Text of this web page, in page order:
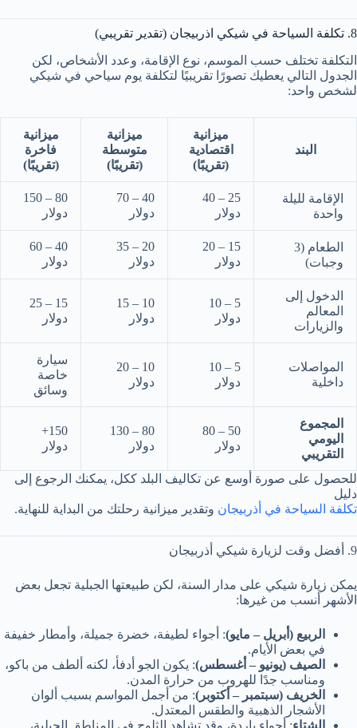
8. تكلفة السياحة في شيكي اذربيجان (تقدير تقريبي)
التكلفة تختلف حسب الموسم، نوع الإقامة، وعدد الأشخاص، لكن
الجدول التالي يعطيك تصورًا تقريبيًا لتكلفة يوم سياحي في شيكي
لشخص واحد:
البند
ميزانية
اقتصادية
(تقريبًا)
ميزانية
متوسطة
(تقريبًا)
ميزانية
فاخرة
(تقريبًا)
الإقامة لليلة
واحدة
25 – 40
دولار
40 – 70
دولار
80 – 150
دولار
الطعام (3
وجبات)
15 – 20
دولار
20 – 35
دولار
40 – 60
دولار
الدخول إلى
المعالم
والزيارات
5 – 10
دولار
10 – 15
دولار
15 – 25
دولار
المواصلات
داخلية
5 – 10
دولار
10 – 20
دولار
سيارة
خاصة
وسائق
المجموع
اليومي
التقريبي
50 – 80
دولار
80 – 130
دولار
150+
دولار
للحصول على صورة أوسع عن تكاليف البلد ككل، يمكنك الرجوع إلى
دليل
تكلفة السياحة في أذربيجان وتقدير ميزانية رحلتك من البداية للنهاية.
9. أفضل وقت لزيارة شيكي أذربيجان
يمكن زيارة شيكي على مدار السنة، لكن طبيعتها الجبلية تجعل بعض
الأشهر أنسب من غيرها:
الربيع (أبريل – مايو): أجواء لطيفة، خضرة جميلة، وأمطار خفيفة
في بعض الأيام.
الصيف (يونيو – أغسطس): يكون الجو أدفأ، لكنه ألطف من باكو،
ومناسب جدًا للهروب من حرارة المدن.
الخريف (سبتمبر – أكتوبر): من أجمل المواسم بسبب ألوان
الأشجار الذهبية والطقس المعتدل.
الشتاء: أجواء باردة، وقد تشاهد الثلوج في المناطق الجبلية،